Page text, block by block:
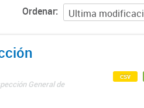
Ordenar
General de
csv